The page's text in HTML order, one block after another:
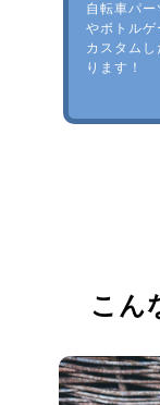
自転車パ
やボトルゲ
カスタム
ります！
こん